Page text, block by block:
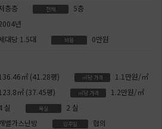
층층 전체 5층
년
대당 1.5대 비용
0만원
136.46㎡ (41.28평) ㎡당 가격 1.1만원/㎡
123.8㎡ (37.45평) ㎡당 가격 1.2만원/㎡
실 욕실 2 실
별가스난방 입주일
협의